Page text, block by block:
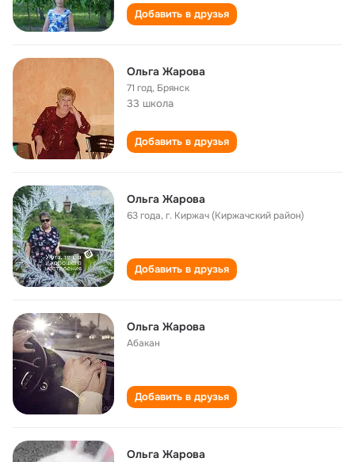
Добавить в друзья
Ольга Жарова
71 год, Брянск
33 школа
Добавить в друзья
Ольга Жарова
63 года,г. Киржач (Киржачский район)
Добавить в друзья
Ольга Жарова
Абакан
Добавить в друзья
Ольга Жарова